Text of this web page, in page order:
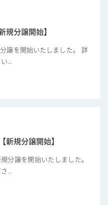
規分譲開始】
譲を開始いたしました。 詳
...
新規分譲開始】
分譲を開始いたしました。
...